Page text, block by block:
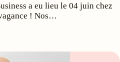
a eu lieu le 04 juin chez
! Nos…